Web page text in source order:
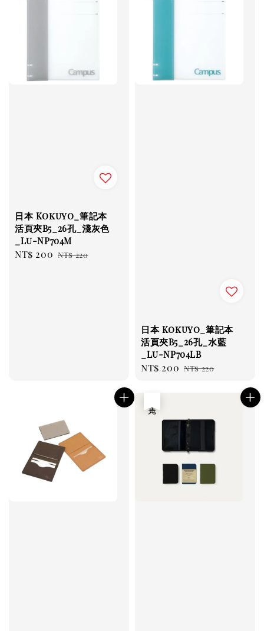
日本 Kokuyo_筆記本
活頁夾B5_26孔_淺灰色
_Lu-NP704M
Sale
NT$ 200 Regular
NT$ 220
日本 Kokuyo_筆記本
活頁夾B5_26孔_水藍
_Lu-NP704LB
Sale
NT$ 200 Regular
NT$ 220